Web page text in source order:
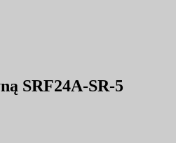
SRF24A-SR-5